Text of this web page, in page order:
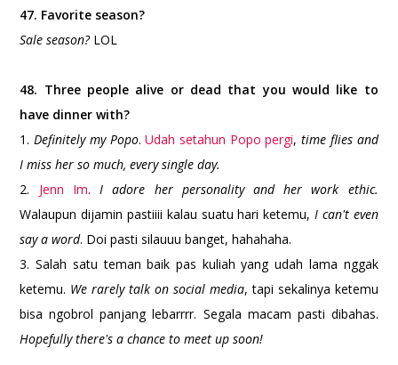
47. Favorite season?
Sale season? LOL
48. Three people alive or dead that you would like to
have dinner with?
1.Definitely my Popo.Udah setahun Popo pergi,time flies and
I miss her so much, every single day.
2. Jenn Im.I adore her personality and her work ethic.
Walaupun dijamin pastiiii kalau suatu hari ketemu, I can't even
say a word. Doi pasti silauuu banget, hahahaha.
3. Salah satu teman baik pas kuliah yang udah lama nggak
ketemu. We rarely talk on social media, tapi sekalinya ketemu
bisa ngobrol panjang lebarrrr. Segala macam pasti dibahas.
Hopefully there's a chance to meet up soon!